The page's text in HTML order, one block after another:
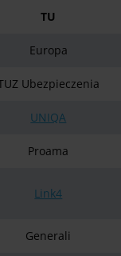
TU
Europa
Ubezpieczenia
UNIQA
Proama
Link4
Generali